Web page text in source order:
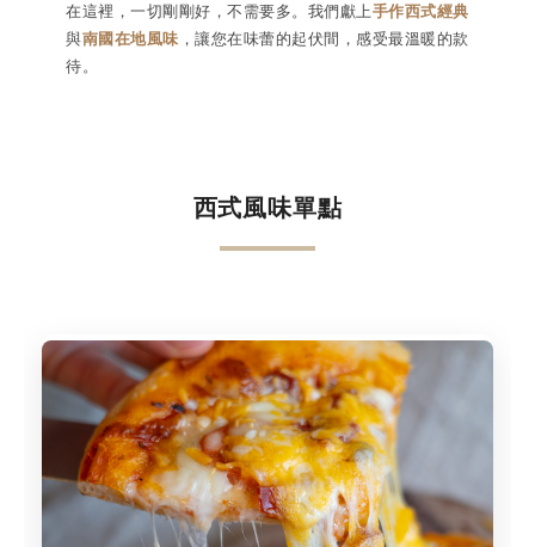
在這裡，一切剛剛好，不需要多。我們獻上手作西式經典
與南國在地風味 ，讓您在味蕾的起伏間，感受最溫暖的款
待。
西式風味單點